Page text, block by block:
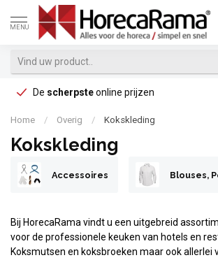
MENU
De scherpsteonline prijzen
Home / Overig / Kokskleding
Kokskleding
Accessoires Blouses,
Bij HorecaRama vindt u een uitgebreid
voor de professionele keuken van hotels en
Koksmutsen en koksbroeken maar ook allerlei